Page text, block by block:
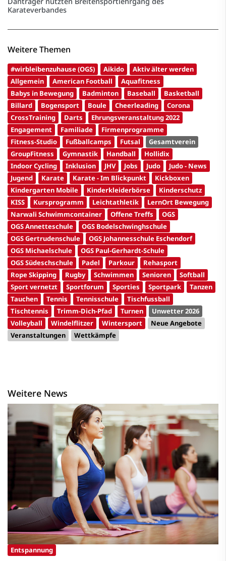
Karateverbandes
Weitere Themen
#wirbleibenzuhause (OGS) Aikido
Aktiv älter werden
Allgemein
American Football
Aquafitness
Babys in Bewegung
Badminton Baseball
Basketball
Billard
Bogensport Boule Cheerleading
Corona
CrossTraining
Darts
Ehrungsveranstaltung 2022
Engagement
Familiade
Firmenprogramme
Fitness-Studio
Fußballcamps Futsal
Gesamtverein
GroupFitness
Gymnastik Handball
Hollidix
Indoor Cycling
Inklusion JHV Jobs Judo
Judo - News
Jugend
Karate Karate - Im Blickpunkt
Kickboxen
Kindergarten Mobile
Kinderkleiderbörse
Kinderschutz
KISS
Kursprogramm Leichtathletik
LernOrt Bewegung
Narwali Schwimmcontainer
Offene Treffs
OGS
OGS Annetteschule
OGS Bodelschwinghschule
OGS Gertrudenschule
OGS Johannesschule Eschendorf
OGS Michaelschule
OGS Paul-Gerhardt-Schule
OGS Südeschschule
Padel Parkour
Rehasport
Rope Skipping
Rugby Schwimmen Senioren
Softball
Sport vernetzt
Sportforum Sporties Sportpark
Tanzen
Tauchen
Tennis Tennisschule
Tischfussball
Tischtennis
Trimm-Dich-Pfad Turnen
Unwetter 2026
Volleyball
Windelflitzer Wintersport
Neue Angebote
Veranstaltungen
Wettkämpfe
Weitere News
Entspannung